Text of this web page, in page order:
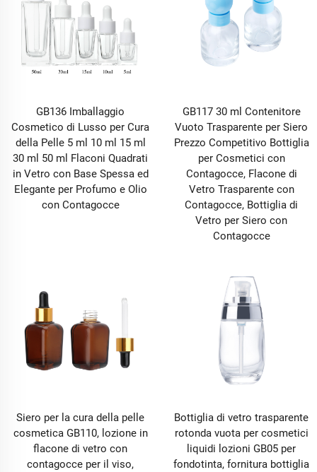
GB136 Imballaggio
Cosmetico di Lusso per Cura
della Pelle 5 ml 10 ml 15 ml
30 ml 50 ml Flaconi Quadrati
in Vetro con Base Spessa ed
Elegante per Profumo e Olio
con Contagocce
GB117 30 ml Contenitore
Vuoto Trasparente per Siero
Prezzo Competitivo Bottiglia
per Cosmetici con
Contagocce, Flacone di
Vetro Trasparente con
Contagocce, Bottiglia di
Vetro per Siero con
Contagocce
Siero per la cura della pelle
cosmetica GB110, lozione in
flacone di vetro con
contagocce per il viso,
Bottiglia di vetro trasparente
rotonda vuota per cosmetici
liquidi lozioni GB05 per
fondotinta, fornitura bottiglia